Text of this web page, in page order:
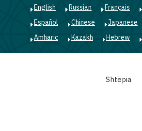
English Russian Français
Español
Chinese Japanese
Amharic
Kazakh Hebrew
Shtëpia